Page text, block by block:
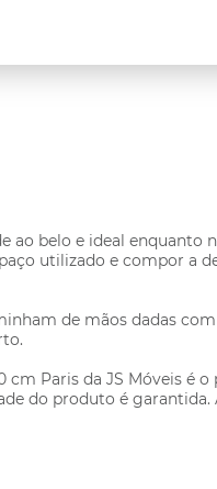
belo e ideal enquanto
utilizado e compor a
de mãos dadas
cm Paris da JS Móveis
do produto é